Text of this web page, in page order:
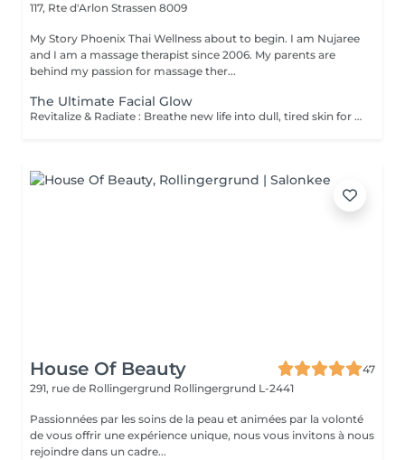
117, Rte d'Arlon Strassen 8009
My Story Phoenix Thai Wellness about to begin. I am Nujaree
and I am a massage therapist since 2006. My parents are
behind my passion for massage ther...
The Ultimate Facial Glow
Revitalize & Radiate : Breathe new life into dull, tired skin for a fresh, luminous glow. Instant Glass-Skin Finish : Achieve a deeply hydrated, plump, and beautifully smooth complexion. Universally Gentle : A gentle wellness experience perfectly calibrated for every skin type, even the most sensitive.
House Of Beauty
47
291, rue de Rollingergrund Rollingergrund L-2441
Passionnées par les soins de la peau et animées par la volonté
de vous offrir une expérience unique, nous vous invitons à nous
rejoindre dans un cadre...